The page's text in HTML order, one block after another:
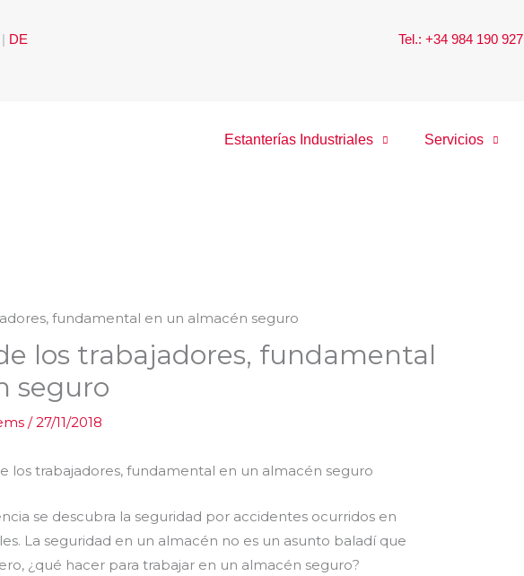
| DE Tel.: +34 984 190 927
Estanterías Industriales Servicios
los trabajadores, fundamental
seguro
/27/11/2018
se descubra la seguridad por accidentes ocurridos en
La seguridad en un almacén no es un asunto baladí que
¿qué hacer para trabajar en un almacén seguro?